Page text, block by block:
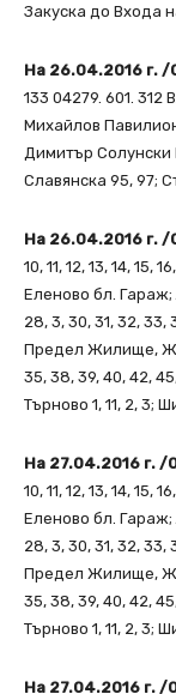
Закуска до Входа
На 26.04.2016 г. /
133 04279. 601.
Михайлов
Димитър Солунски
Славянска 95, 97;
На 26.04.2016 г. /
10, 11, 12, 13, 14, 15,
Еленово бл. Гараж;
28, 3, 30, 31, 32, 33,
Предел Жилище,
35, 38, 39, 40, 42,
Търново 1, 11, 2, 3;
На 27.04.2016 г. /
10, 11, 12, 13, 14, 15,
Еленово бл. Гараж;
28, 3, 30, 31, 32, 33,
Предел Жилище,
35, 38, 39, 40, 42,
Търново 1, 11, 2, 3;
На 27.04.2016 г. /